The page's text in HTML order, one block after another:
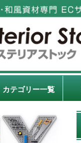
カテゴリー一覧